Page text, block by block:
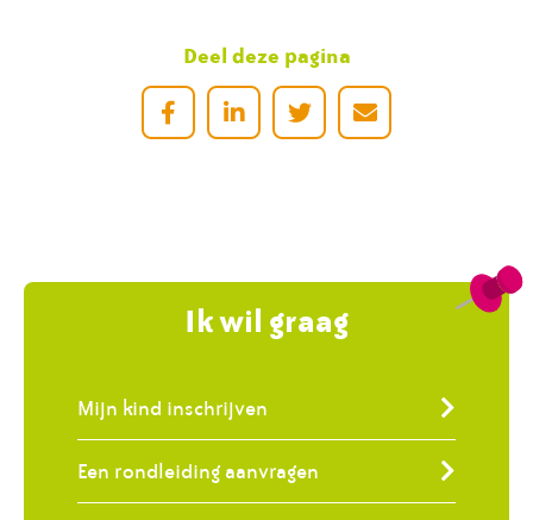
Deel deze pagina
Ik wil graag
Mijn kind inschrijven
Een rondleiding aanvragen